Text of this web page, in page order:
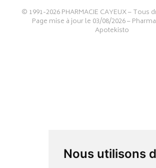
Nous utilisons
© 1991-2026PHARMACIE CAYEUX– Tous
Page mise à jour le 03/08/2026 –
Apotekisto